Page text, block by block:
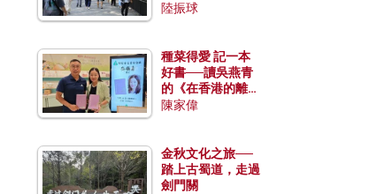
陸振球
種菜得愛 記一本
好書──讀吳燕青
的《在香港的離島
種菜》
陳家偉
金秋文化之旅──
踏上古蜀道，走過
劍門關